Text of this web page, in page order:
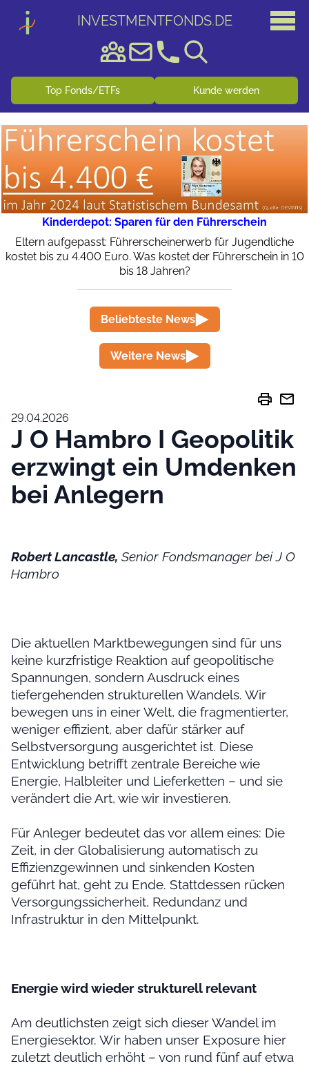
INVESTMENTFONDS.DE
Top Fonds/ETFs Kunde werden
Kinderdepot: Sparen für den Führerschein
Eltern aufgepasst: Führerscheinerwerb für Jugendliche
kostet bis zu 4.400 Euro. Was kostet der Führerschein in 10
bis 18 Jahren?
Beliebteste News
Weitere News
print mail
29.04.2026
J O Hambro I Geopolitik
erzwingt ein Umdenken
bei Anlegern
Robert Lancastle, Senior Fondsmanager bei J O
Hambro
Die aktuellen Marktbewegungen sind für uns
keine kurzfristige Reaktion auf geopolitische
Spannungen, sondern Ausdruck eines
tiefergehenden strukturellen Wandels. Wir
bewegen uns in einer Welt, die fragmentierter,
weniger effizient, aber dafür stärker auf
Selbstversorgung ausgerichtet ist. Diese
Entwicklung betrifft zentrale Bereiche wie
Energie, Halbleiter und Lieferketten – und sie
verändert die Art, wie wir investieren.
Für Anleger bedeutet das vor allem eines: Die
Zeit, in der Globalisierung automatisch zu
Effizienzgewinnen und sinkenden Kosten
geführt hat, geht zu Ende. Stattdessen rücken
Versorgungssicherheit, Redundanz und
Infrastruktur in den Mittelpunkt.
Energie wird wieder strukturell relevant
Am deutlichsten zeigt sich dieser Wandel im
Energiesektor. Wir haben unser Exposure hier
zuletzt deutlich erhöht – von rund fünf auf etwa